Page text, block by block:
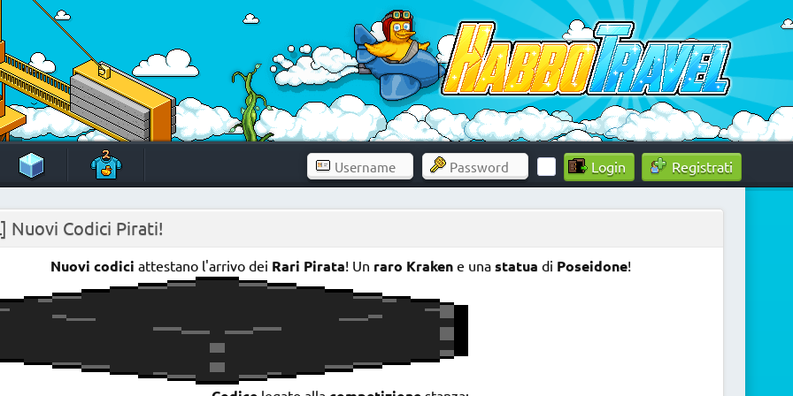
Registrati
Nuovi Codici Pirati!
Nuovi codici attestano l'arrivo dei Rari Pirata! Un raro Krakene una statua di Poseidone!